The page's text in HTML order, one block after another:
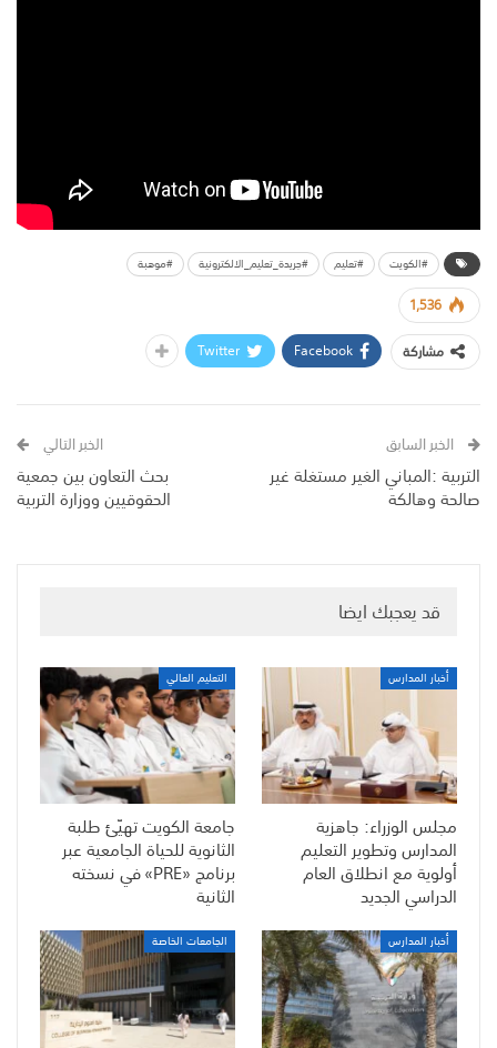
#الكويت #تعليم #جريدة_تعليم_الالكترونية #موهبة
1,536
مشاركة
Facebook
Twitter
الخبر السابق
التربية :المباني الغير مستغلة غير
صالحة وهالكة
الخبر التالي
بحث التعاون بين جمعية
الحقوقيين ووزارة التربية
قد يعجبك ايضا
أخبار المدارس
مجلس الوزراء: جاهزية
المدارس وتطوير التعليم
أولوية مع انطلاق العام
الدراسي الجديد
التعليم العالي
جامعة الكويت تهيّئ طلبة
الثانوية للحياة الجامعية عبر
برنامج «PRE» في نسخته
الثانية
أخبار المدارس الجامعات الخاصة